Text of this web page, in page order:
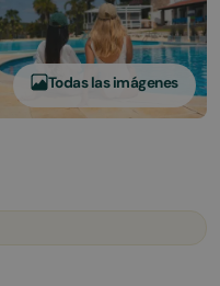
Todas las imágenes